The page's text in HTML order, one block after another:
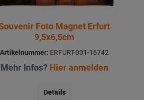
Foto Magnet Erfurt
9,5x6,5cm
Artikelnummer: ERFURT-001-16742
Mehr Infos? Hier anmelden
Details